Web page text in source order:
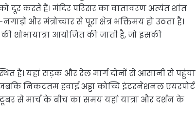
करते हैं। मंदिर परिसर का वातावरण अत्यंत शांत
और मंत्रोच्चार से पूरा क्षेत्र भक्तिमय हो उठता है।
शोभायात्रा आयोजित की जाती है, जो इसकी
है। यहां सड़क और रेल मार्ग दोनों से आसानी से पहुंचा
निकटतम हवाई अड्डा कोच्चि इंटरनेशनल एयरपोर्ट
से मार्च के बीच का समय यहां यात्रा और दर्शन के